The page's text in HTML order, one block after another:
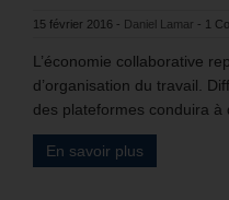
15 février 2016 - Daniel Lamar - 1
L’économie collaborative
d’organisation du travail.
des plateformes conduira à
En savoir plus